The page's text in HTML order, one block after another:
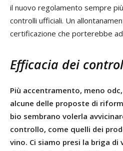
il nuovo regolamento sempre
controlli ufficiali. Un
certificazione che porterebbe
Efficacia dei
Più accentramento, meno
alcune delle proposte di
bio sembrano volerla
controllo, come quelli dei
vino. Ci siamo presi la briga di